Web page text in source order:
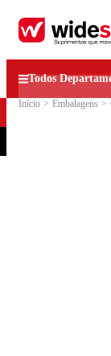
Todos
Início > Embalagens >